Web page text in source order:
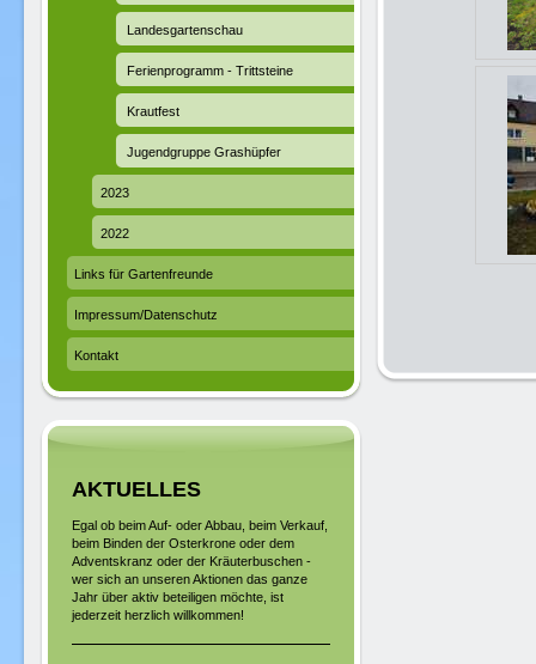
Landesgartenschau
Ferienprogramm - Trittsteine
Krautfest
Jugendgruppe Grashüpfer
2023
2022
Links für Gartenfreunde
Impressum/Datenschutz
Kontakt
AKTUELLES
Egal ob beim Auf- oder Abbau, beim Verkauf,
beim Binden der Osterkrone oder dem
Adventskranz oder der Kräuterbuschen -
wer sich an unseren Aktionen das ganze
Jahr über aktiv beteiligen möchte, ist
jederzeit herzlich willkommen!